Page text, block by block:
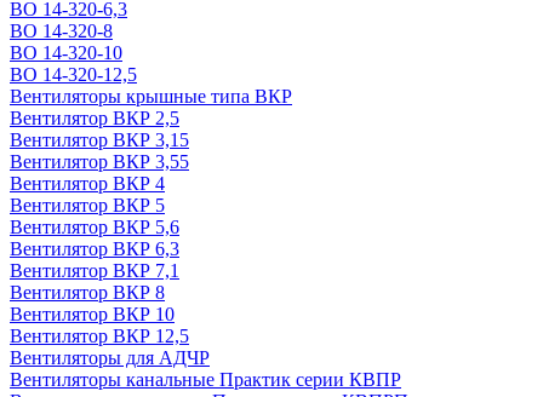
ВО 14-320-6,3
ВО 14-320-8
ВО 14-320-10
ВО 14-320-12,5
Вентиляторы крышные типа ВКР
Вентилятор ВКР 2,5
Вентилятор ВКР 3,15
Вентилятор ВКР 3,55
Вентилятор ВКР 4
Вентилятор ВКР 5
Вентилятор ВКР 5,6
Вентилятор ВКР 6,3
Вентилятор ВКР 7,1
Вентилятор ВКР 8
Вентилятор ВКР 10
Вентилятор ВКР 12,5
Вентиляторы для АДЧР
Вентиляторы канальные Практик серии КВПР